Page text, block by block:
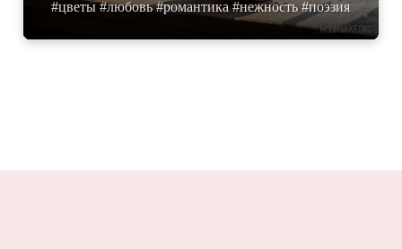
#цветы #любовь #романтика #нежность #поэзия